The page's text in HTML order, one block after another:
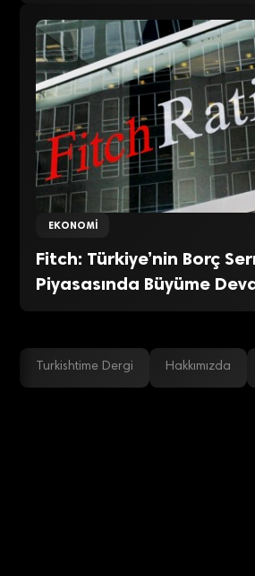
EKONOMI
Fitch: Türkiye’nin Borç
Piyasasında Büyüme
Turkishtime Dergi Hakkımızda